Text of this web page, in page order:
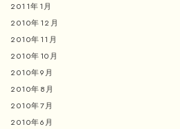
2011年1月
2010年12月
2010年11月
2010年10月
2010年9月
2010年8月
2010年7月
2010年6月